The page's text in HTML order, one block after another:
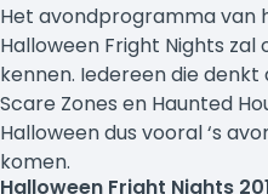
Het avondprogramma van
Halloween Fright Nights zal
kennen. Iedereen die
Scare Zones en Haunted
Halloween dus vooral ‘s
komen.
Halloween Fright Nights